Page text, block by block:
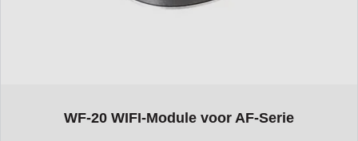
WF-20 WIFI-Module voor AF-Serie
The price depends on the options chosen on the product page